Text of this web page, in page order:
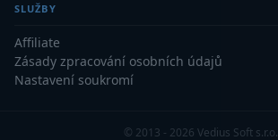
Profesionální
Čidla
Teploměry a vlhkoměry
SLUŽBY
Affiliate
Zásady zpracování osobních údajů
Nastavení soukromí
© 2013 - 2026 Vedius Soft s.r.o.